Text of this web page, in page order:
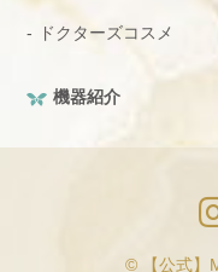
ドクターズコスメ
機器紹介
© 【公式】